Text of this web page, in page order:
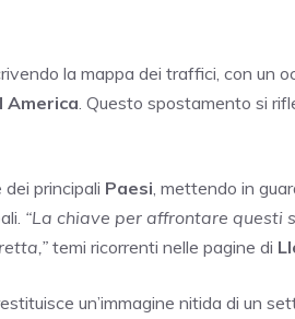
la mappa dei traffici, con un
America . Questo spostamento si
principali Paesi , mettendo in
“La chiave per affrontare questi
temi ricorrenti nelle pagine di
restituisce un’immagine nitida di un